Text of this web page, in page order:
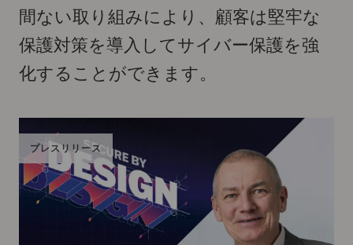
間ない取り組みにより、顧客は堅牢な
保護対策を導入してサイバー保護を強
化することができます。
プレスリリース